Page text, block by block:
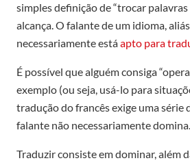
simples definição de “trocar
alcança. O falante de um idioma,
necessariamente estáapto para
É possível que alguém consiga
exemplo (ou seja, usá-lo para
tradução do francês exige uma série
falante não necessariamente domina.
Traduzir consiste em dominar, além